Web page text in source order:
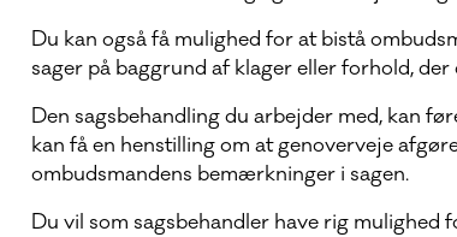
Du kan også få mulighed for at bistå
sager på baggrund af klager eller forhold, der
Den sagsbehandling du arbejder med, kan
kan få en henstilling om at genoverveje
ombudsmandens bemærkninger i sagen.
Du vil som sagsbehandler have rig